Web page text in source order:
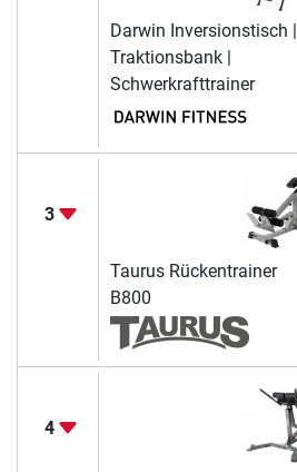
Darwin Inversionstisch |
Traktionsbank |
Schwerkrafttrainer
3
Taurus Rückentrainer
B800
4